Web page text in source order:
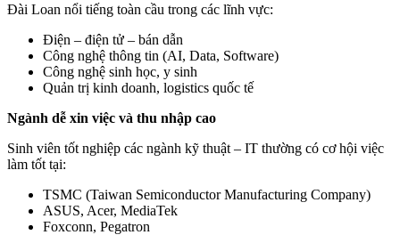
Đài Loan nổi tiếng toàn cầu trong các lĩnh vực:
Điện – điện tử – bán dẫn
Công nghệ thông tin (AI, Data, Software)
Công nghệ sinh học, y sinh
Quản trị kinh doanh, logistics quốc tế
Ngành dễ xin việc và thu nhập cao
Sinh viên tốt nghiệp các ngành kỹ thuật – IT thường có cơ hội việc
làm tốt tại:
TSMC (Taiwan Semiconductor Manufacturing Company)
ASUS, Acer, MediaTek
Foxconn, Pegatron